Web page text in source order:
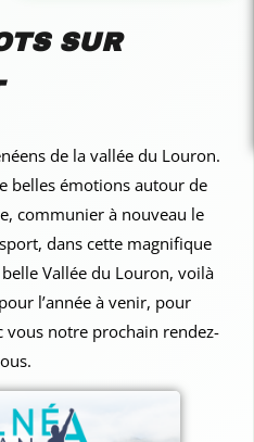
SUR
de la vallée du Louron.
belles émotions autour de
communier à nouveau le
dans cette magnifique
Vallée du Louron, voilà
l’année à venir, pour
notre prochain rendez-